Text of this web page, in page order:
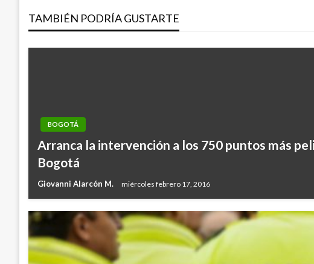
entradas
TAMBIÉN PODRÍA GUSTARTE
BOGOTÁ
Arranca la intervención a los 750 puntos más
Bogotá
Giovanni Alarcón M. miércoles febrero 17, 2016